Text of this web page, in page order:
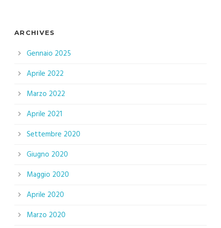
ARCHIVES
Gennaio 2025
Aprile 2022
Marzo 2022
Aprile 2021
Settembre 2020
Giugno 2020
Maggio 2020
Aprile 2020
Marzo 2020